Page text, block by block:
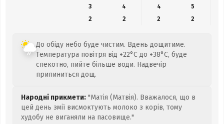
3
4 4
5
2
2 2 2
До обіду небо буде чистим. Вдень дощитиме.
Температура повітря від +22°C до +38°C, буде
спекотно, пийте більше води. Надвечір
припиниться дощ.
Народні прикмети: "Матія (Матвія). Вважалося, що в
цей день змії висмоктують молоко з корів, тому
худобу не виганяли на пасовище."